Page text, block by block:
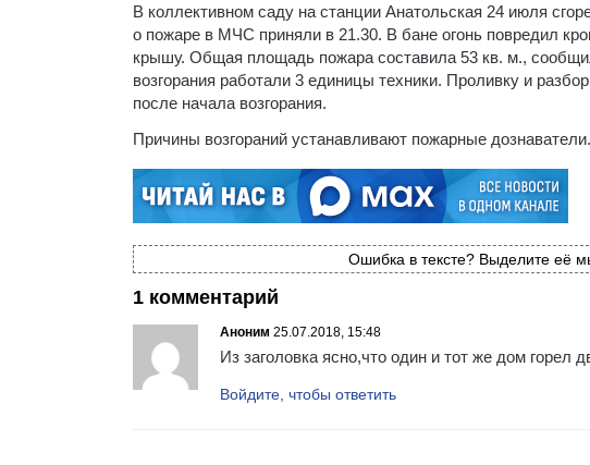
В коллективном саду на станции Анатольская 24 июля
о пожаре в МЧС приняли в 21.30. В бане огонь повредил
крышу. Общая площадь пожара составила 53 кв. м.,
возгорания работали 3 единицы техники. Проливку и
после начала возгорания.
Причины возгораний устанавливают пожарные дознаватели.
Ошибка в тексте? Выделите её
1 комментарий
Аноним 25.07.2018, 15:48
Из заголовка ясно,что один и тот же дом горел
Войдите, чтобы ответить